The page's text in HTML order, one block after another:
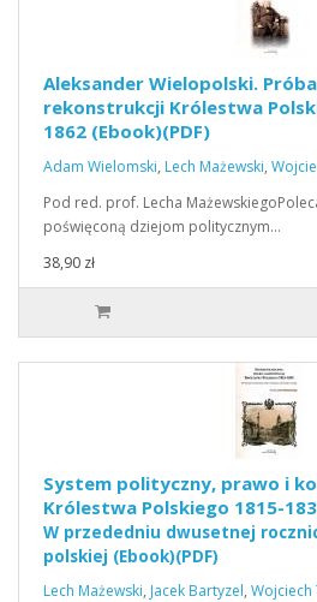
Aleksander Wielopolski.
rekonstrukcji Królestwa
1862 (Ebook)(PDF)
Adam Wielomski, Lech Mażewski,
Pod red. prof. Lecha
poświęconą dziejom politycznym…
38,90 zł
System polityczny, prawo i
Królestwa Polskiego 1815-
W przededniu dwusetnej
polskiej (Ebook)(PDF)
Lech Mażewski, Jacek Bartyzel, Wojciech